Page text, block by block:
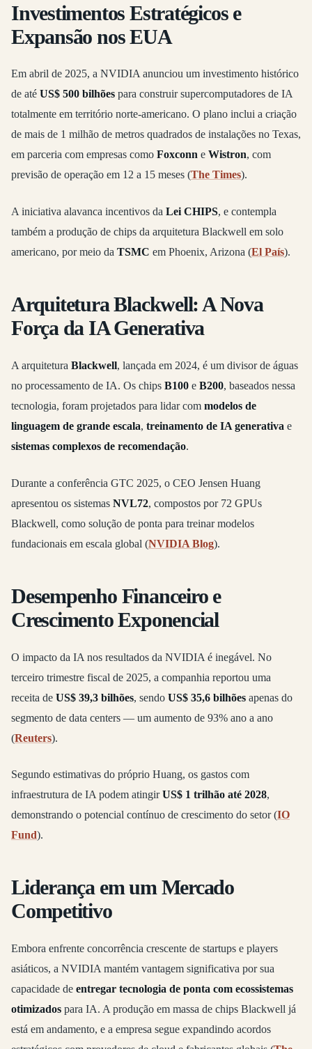
Investimentos Estratégicos e
Expansão nos EUA
Em abril de 2025, a NVIDIA anunciou um investimento histórico
de até US$ 500 bilhões para construir supercomputadores de IA
totalmente em território norte-americano. O plano inclui a criação
de mais de 1 milhão de metros quadrados de instalações no Texas,
em parceria com empresas como Foxconn e Wistron, com
previsão de operação em 12 a 15 meses (The Times).
A iniciativa alavanca incentivos da Lei CHIPS, e contempla
também a produção de chips da arquitetura Blackwell em solo
americano, por meio da TSMC em Phoenix, Arizona (El País).
Arquitetura Blackwell: A Nova
Força da IA Generativa
A arquitetura Blackwell, lançada em 2024, é um divisor de águas
no processamento de IA. Os chips B100 e B200, baseados nessa
tecnologia, foram projetados para lidar com modelos de
linguagem de grande escala, treinamento de IA generativa e
sistemas complexos de recomendação.
Durante a conferência GTC 2025, o CEO Jensen Huang
apresentou os sistemas NVL72, compostos por 72 GPUs
Blackwell, como solução de ponta para treinar modelos
fundacionais em escala global (NVIDIA Blog).
Desempenho Financeiro e
Crescimento Exponencial
O impacto da IA nos resultados da NVIDIA é inegável. No
terceiro trimestre fiscal de 2025, a companhia reportou uma
receita de US$ 39,3 bilhões, sendo US$ 35,6 bilhões apenas do
segmento de data centers — um aumento de 93% ano a ano
(Reuters).
Segundo estimativas do próprio Huang, os gastos com
infraestrutura de IA podem atingirUS$ 1 trilhão até 2028,
demonstrando o potencial contínuo de crescimento do setor (IO
Fund).
Liderança em um Mercado
Competitivo
Embora enfrente concorrência crescente de startups e players
asiáticos, a NVIDIA mantém vantagem significativa por sua
capacidade de entregar tecnologia de ponta com ecossistemas
otimizados para IA. A produção em massa de chips Blackwell já
está em andamento, e a empresa segue expandindo acordos